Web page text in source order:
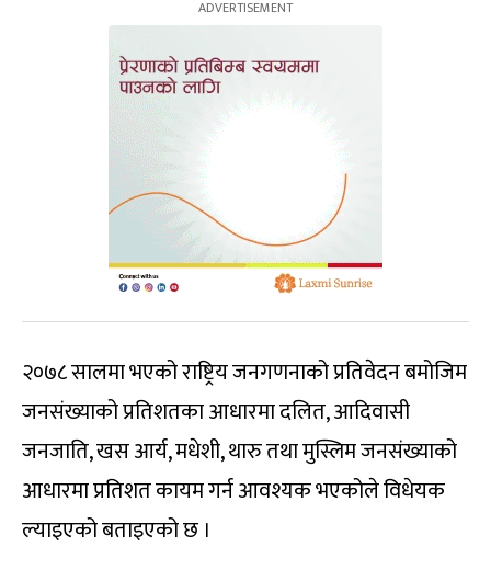
२०७८ सालमा भएको राष्ट्रिय जनगणनाको प्रतिवेदन बमोजिम
जनसंख्याको प्रतिशतका आधारमा दलित, आदिवासी
जनजाति, खस आर्य, मधेशी, थारु तथा मुस्लिम जनसंख्याको
आधारमा प्रतिशत कायम गर्न आवश्यक भएकोले विधेयक
ल्याइएको बताइएको छ ।